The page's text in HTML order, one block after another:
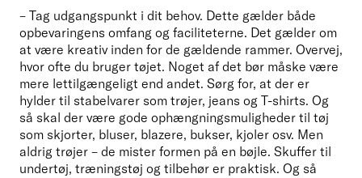
– Tag udgangspunkt i dit behov. Dette gælder både
opbevaringens omfang og faciliteterne. Det gælder om
at være kreativ inden for de gældende rammer. Overvej,
hvor ofte du bruger tøjet. Noget af det bør måske være
mere lettilgængeligt end andet. Sørg for, at der er
hylder til stabelvarer som trøjer, jeans og T-shirts. Og
så skal der være gode ophængningsmuligheder til tøj
som skjorter, bluser, blazere, bukser, kjoler osv. Men
aldrig trøjer – de mister formen på en bøjle. Skuffer til
undertøj, træningstøj og tilbehør er praktisk. Og så